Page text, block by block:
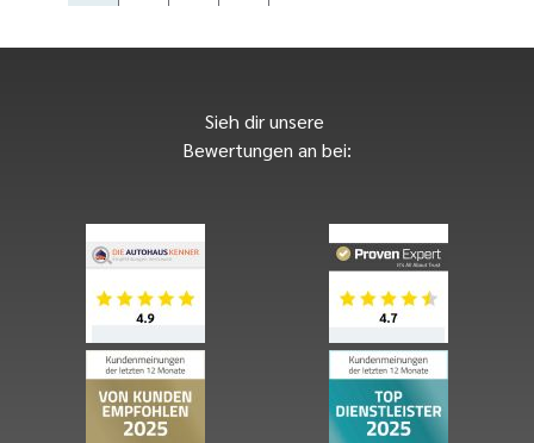
Sieh dir unsere
Bewertungen an bei: